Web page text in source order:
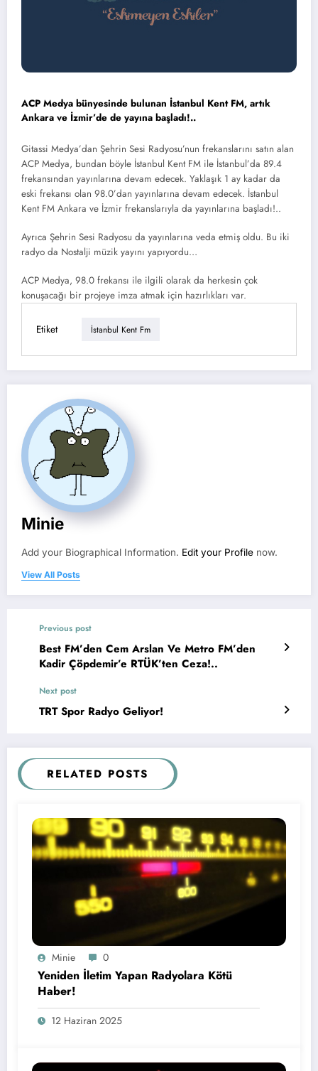
ACP Medya bünyesinde bulunan İstanbul Kent FM, artık
Ankara ve İzmir’de de yayına başladı!..
Gitassi Medya’dan Şehrin Sesi Radyosu’nun frekanslarını satın alan
ACP Medya, bundan böyle İstanbul Kent FM ile İstanbul’da 89.4
frekansından yayınlarına devam edecek. Yaklaşık 1 ay kadar da
eski frekansı olan 98.0’dan yayınlarına devam edecek. İstanbul
Kent FM Ankara ve İzmir frekanslarıyla da yayınlarına başladı!..
Ayrıca Şehrin Sesi Radyosu da yayınlarına veda etmiş oldu. Bu iki
radyo da Nostalji müzik yayını yapıyordu…
ACP Medya, 98.0 frekansı ile ilgili olarak da herkesin çok
konuşacağı bir projeye imza atmak için hazırlıkları var.
Etiket İstanbul Kent Fm
Minie
Add your Biographical Information. Edit your Profile now.
View All Posts
Previous post
Best FM’den Cem Arslan Ve Metro FM’den
Kadir Çöpdemir’e RTÜK’ten Ceza!..
Next post
TRT Spor Radyo Geliyor!
RELATED POSTS
Minie 0
Yeniden İletim Yapan Radyolara Kötü
Haber!
12 Haziran 2025